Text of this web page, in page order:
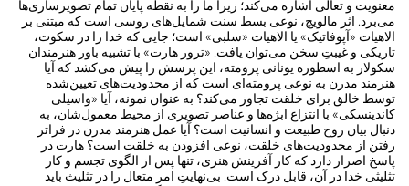
معنویت و تعالی اشاره می‌کند؛ زیرا ما را به نقطه پایان تمام تصویر‌سازی‌ها
می‌برد. اثر مالویچ، نوعی بسط سنت شمایل‌های روسی است که مبتنی بر
الاهیات «آپوفاتیک» یا الاهیات «سلبی» است؛ جایی که خدا را در سکوت،
تاریکی و غیبتِ سخن می‌توان یافت. «ترور هارت» با تشبیه باور هنرمندان
سکولار به اسطوره یونانی پرومته، این پرسش را پیش می‌کشد که آیا
هنرمند مدرن به نوعی پرومته‌ای‌ است که از محدودیت‌های تعیین‌شده
توسط خالق برای خلقت تجاوز می‌کند؟ به عنوان نمونه، آیا «واسیلی
کاندینسکی» با انتزاع ابژه‌ها و عناصر تصویری از محیط معمول‌شان، به
دنبال بیان روح طبیعت و انسانیت است؟ آیا عمل هنرمند مدرن در فراتر
رفتن از محدودیت‌های خلقت، نوعی افزودن به خلقت است؟ هارت در
پاسخ اصرار دارد که کار آفرینش هنری، تنها پس از الگوی تجسم و کار
تثلیثی خدا در آن، قابل درک است. بی‌نهایتِ امر متعال را در تثلیث باید